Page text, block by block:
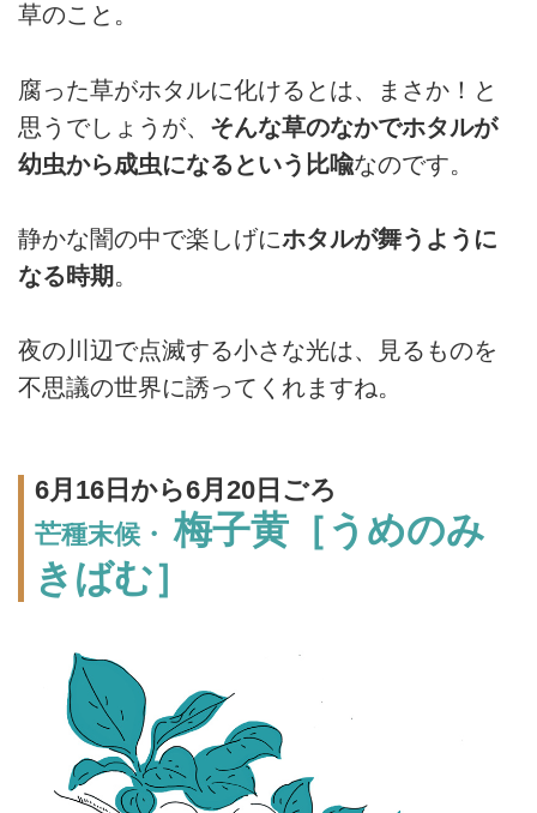
草のこと。
腐った草がホタルに化けるとは、まさか！と
思うでしょうが、 そんな草のなかでホタルが
幼虫から成虫になるという比喩なのです。
静かな闇の中で楽しげにホタルが舞うように
なる時期 。
夜の川辺で点滅する小さな光は、見るものを
不思議の世界に誘ってくれますね。
6月16日から6月20日ごろ
芒種末候・梅子黄［うめのみ
きばむ］